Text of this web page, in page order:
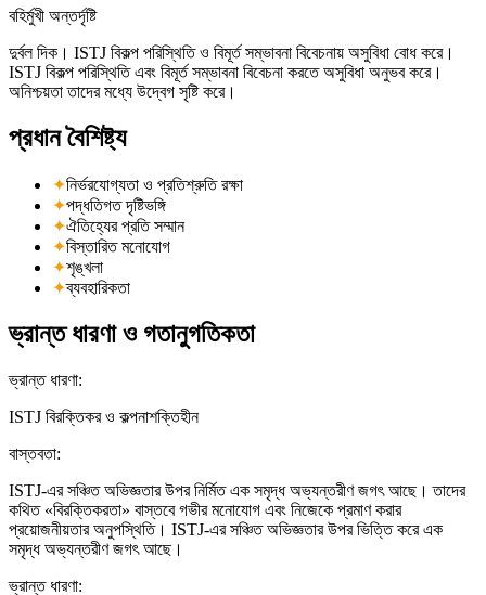
বহির্মুখী অন্তর্দৃষ্টি
দুর্বল দিক। ISTJ বিকল্প পরিস্থিতি ও বিমূর্ত সম্ভাবনা বিবেচনায় অসুবিধা বোধ করে।
ISTJ বিকল্প পরিস্থিতি এবং বিমূর্ত সম্ভাবনা বিবেচনা করতে অসুবিধা অনুভব করে।
অনিশ্চয়তা তাদের মধ্যে উদ্বেগ সৃষ্টি করে।
প্রধান বৈশিষ্ট্য
✦নির্ভরযোগ্যতা ও প্রতিশ্রুতি রক্ষা
✦পদ্ধতিগত দৃষ্টিভঙ্গি
✦ঐতিহ্যের প্রতি সম্মান
✦বিস্তারিত মনোযোগ
✦শৃঙ্খলা
✦ব্যবহারিকতা
ভ্রান্ত ধারণা ও গতানুগতিকতা
ভ্রান্ত ধারণা:
ISTJ বিরক্তিকর ও কল্পনাশক্তিহীন
বাস্তবতা:
ISTJ-এর সঞ্চিত অভিজ্ঞতার উপর নির্মিত এক সমৃদ্ধ অভ্যন্তরীণ জগৎ আছে। তাদের
কথিত «বিরক্তিকরতা» বাস্তবে গভীর মনোযোগ এবং নিজেকে প্রমাণ করার
প্রয়োজনীয়তার অনুপস্থিতি। ISTJ-এর সঞ্চিত অভিজ্ঞতার উপর ভিত্তি করে এক
সমৃদ্ধ অভ্যন্তরীণ জগৎ আছে।
ভ্রান্ত ধারণা: